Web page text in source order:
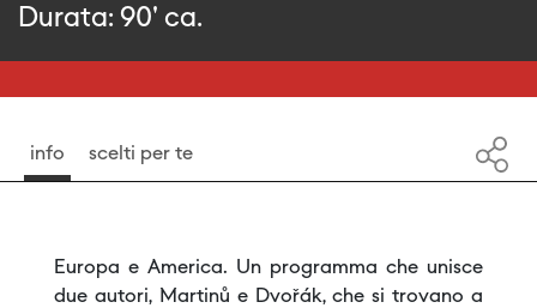
Durata: 90' ca.
info scelti per te
Europa e America. Un programma che unisce
due autori, Martinů e Dvořák, che si trovano a